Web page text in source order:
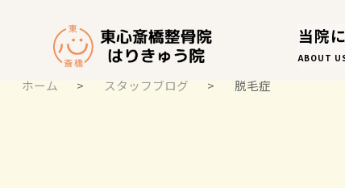
当院
ABOUT
ホーム > スタッフブログ > 脱毛症